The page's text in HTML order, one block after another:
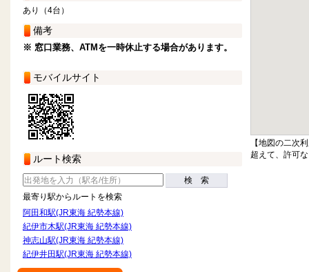
あり（4台）
備考
※ 窓口業務、ATMを一時休止する場合があります。
モバイルサイト
ルート検索
検 索
最寄り駅からルートを検索
阿田和駅(JR東海 紀勢本線)
紀伊市木駅(JR東海 紀勢本線)
神志山駅(JR東海 紀勢本線)
紀伊井田駅(JR東海 紀勢本線)
【地図の二次
超えて、許可